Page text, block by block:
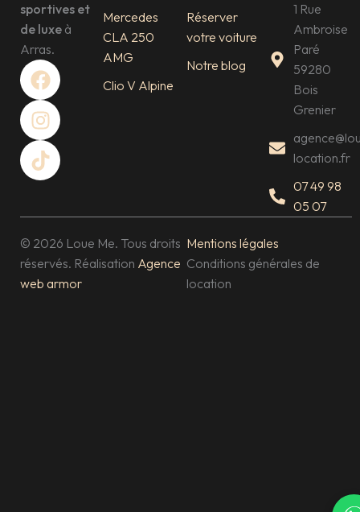
sportives et
de luxe à
Arras.
F
a
c
e
b
o
o
I
n
s
t
a
g
r
T
i
k
t
o
k
Mercedes
CLA 250
AMG
Clio V Alpine
Réserver
votre voiture
Notre blog
1 Rue
Ambroise
Paré
59280
Bois
Grenier
location.fr
07 49 98
05 07
© 2026 Loue Me. Tous droits
réservés. Réalisation Agence
web armor
Mentions légales
Conditions générales de
location